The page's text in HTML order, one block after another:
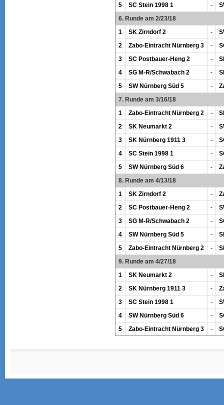
5
SC Stein 1998 1 -
6. Runde am 2/23/18
1
SK Zirndorf 2 -
2
Zabo-Eintracht Nürnberg 3 -
3
SC Postbauer-Heng 2 -
4
SG M-R/Schwabach 2 -
5
SW Nürnberg Süd 5 -
7. Runde am 3/16/18
1
Zabo-Eintracht Nürnberg 2 -
2
SK Neumarkt 2 -
3
SK Nürnberg 1911 3 -
4
SC Stein 1998 1 -
5
SW Nürnberg Süd 6 -
8. Runde am 4/13/18
1
SK Zirndorf 2 -
2
SC Postbauer-Heng 2 -
3
SG M-R/Schwabach 2 -
4
SW Nürnberg Süd 5 -
5
Zabo-Eintracht Nürnberg 2 -
9. Runde am 4/27/18
1
SK Neumarkt 2 -
2
SK Nürnberg 1911 3 -
3
SC Stein 1998 1 -
4
SW Nürnberg Süd 6 -
5
Zabo-Eintracht Nürnberg 3 -